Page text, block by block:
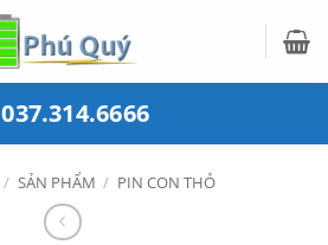
037.314.6666
/ SẢN PHẨM / PIN CON THỎ